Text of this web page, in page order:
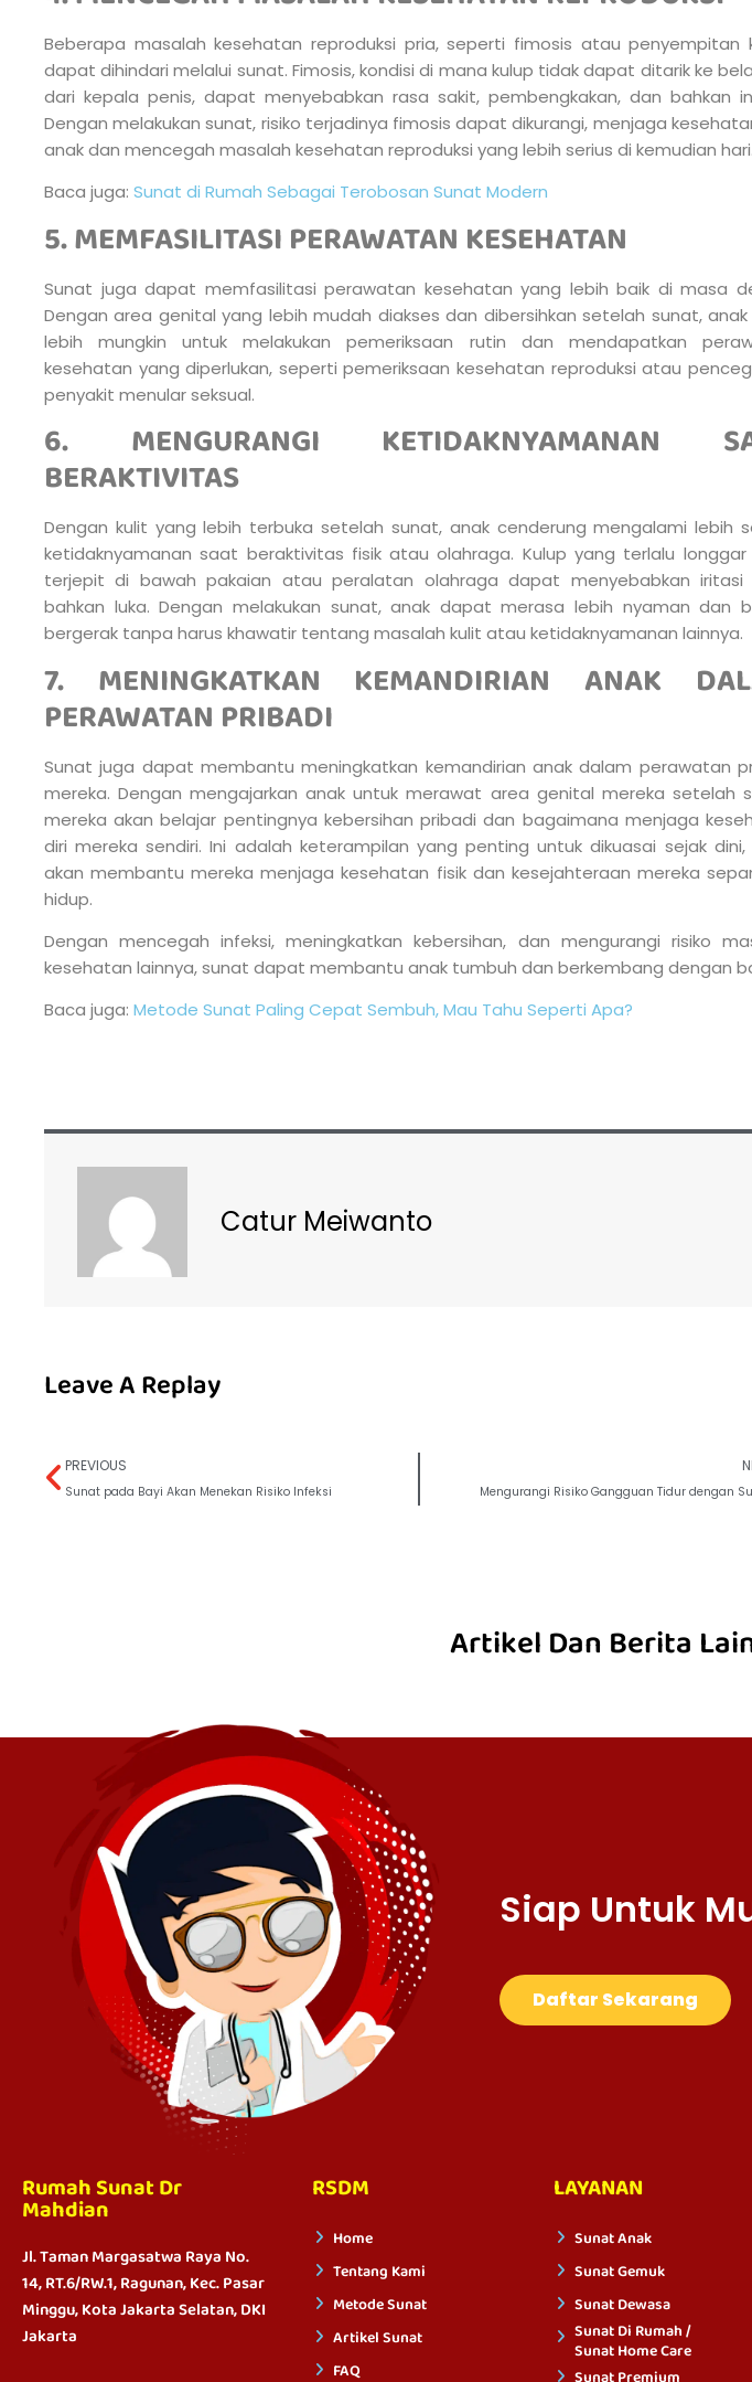
Beberapa masalah kesehatan reproduksi pria, seperti fimosis atau penyempitan
dapat dihindari melalui sunat. Fimosis, kondisi di mana kulup tidak dapat ditarik ke
dari kepala penis, dapat menyebabkan rasa sakit, pembengkakan, dan bahkan
Dengan melakukan sunat, risiko terjadinya fimosis dapat dikurangi, menjaga
anak dan mencegah masalah kesehatan reproduksi yang lebih serius di kemudian hari.
Baca juga: Sunat di Rumah Sebagai Terobosan Sunat Modern
5. MEMFASILITASI PERAWATAN KESEHATAN
Sunat juga dapat memfasilitasi perawatan kesehatan yang lebih baik di masa
Dengan area genital yang lebih mudah diakses dan dibersihkan setelah sunat, anak
lebih mungkin untuk melakukan pemeriksaan rutin dan mendapatkan
kesehatan yang diperlukan, seperti pemeriksaan kesehatan reproduksi atau
penyakit menular seksual.
6. MENGURANGI KETIDAKNYAMANAN
BERAKTIVITAS
Dengan kulit yang lebih terbuka setelah sunat, anak cenderung mengalami lebih
ketidaknyamanan saat beraktivitas fisik atau olahraga. Kulup yang terlalu
terjepit di bawah pakaian atau peralatan olahraga dapat menyebabkan iritasi
bahkan luka. Dengan melakukan sunat, anak dapat merasa lebih nyaman dan
bergerak tanpa harus khawatir tentang masalah kulit atau ketidaknyamanan lainnya.
7. MENINGKATKAN KEMANDIRIAN ANAK
PERAWATAN PRIBADI
Sunat juga dapat membantu meningkatkan kemandirian anak dalam perawatan
mereka. Dengan mengajarkan anak untuk merawat area genital mereka setelah
mereka akan belajar pentingnya kebersihan pribadi dan bagaimana menjaga
diri mereka sendiri. Ini adalah keterampilan yang penting untuk dikuasai sejak dini,
akan membantu mereka menjaga kesehatan fisik dan kesejahteraan mereka
hidup.
Dengan mencegah infeksi, meningkatkan kebersihan, dan mengurangi risiko
kesehatan lainnya, sunat dapat membantu anak tumbuh dan berkembang dengan
Baca juga: Metode Sunat Paling Cepat Sembuh, Mau Tahu Seperti Apa?
Catur Meiwanto
Leave A Replay
PREVIOUS
Sunat pada Bayi Akan Menekan Risiko Infeksi Mengurangi Risiko Gangguan Tidur dengan
Artikel Dan Berita
Siap Untuk
Daftar Sekarang
Rumah Sunat Dr
Mahdian
Jl. Taman Margasatwa Raya No.
14, RT.6/RW.1, Ragunan, Kec. Pasar
Minggu, Kota Jakarta Selatan, DKI
Jakarta
RSDM
Home
Tentang Kami
Metode Sunat
Artikel Sunat
FAQ
LAYANAN
Sunat Anak
Sunat Gemuk
Sunat Dewasa
Sunat Di Rumah /
Sunat Home Care
Sunat Premium